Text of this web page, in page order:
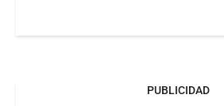
PUBLICIDAD